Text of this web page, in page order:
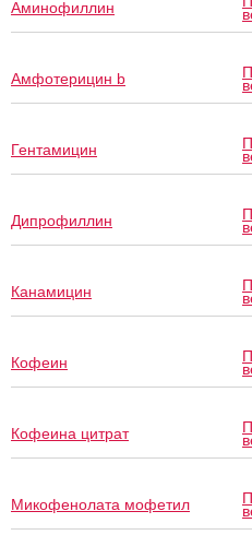
Аминофиллин
Амфотерицин b
Гентамицин
Дипрофиллин
Канамицин
Кофеин
Кофеина цитрат
Микофенолата мофетил